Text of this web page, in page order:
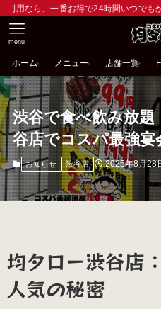
得で24時間いつでもかんたんに
menu
ホーム メニュー 店舗一覧
渋谷で食べ飲み放題
谷店でコスパ最強宴
お知らせ 渋谷店 2025年8月28
均タロー渋谷店
人気の秘密